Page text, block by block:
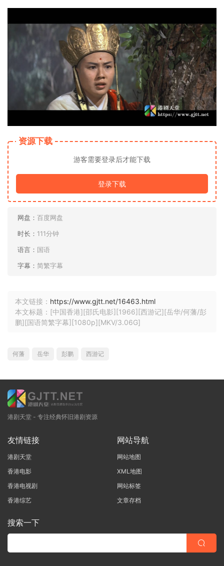
资源下载
游客需要登录后才能下载
登录下载
网盘： 百度网盘
时长： 111分钟
语言： 国语
字幕： 简繁字幕
本文链接： https://www.gjtt.net/16463.html
本文标题：[中国香港][邵氏电影][1966][西游记][岳华/何藩/彭
鹏][国语简繁字幕][1080p][MKV/3.06G]
何藩 岳华 彭鹏 西游记
港剧天堂 - 专注经典怀旧港剧资源
友情链接
港剧天堂
香港电影
香港电视剧
香港综艺
网站导航
网站地图
XML地图
网站标签
文章存档
搜索一下